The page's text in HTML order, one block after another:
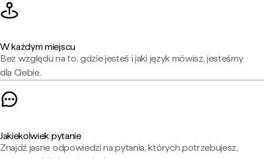
W każdym miejscu
Bez względu na to, gdzie jesteś i jaki język mówisz, jesteśmy
dla Ciebie.
Jakiekolwiek pytanie
Znajdź jasne odpowiedzi na pytania, których potrzebujesz,